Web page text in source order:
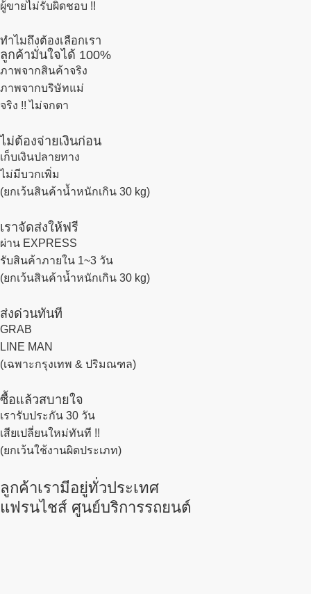
ผู้ขายไม่รับผิดชอบ !!
ทำไมถึงต้องเลือกเรา
ลูกค้ามั่นใจได้ 100%
ภาพจากสินค้าจริง
ภาพจากบริษัทแม่
จริง !! ไม่จกตา
ไม่ต้องจ่ายเงินก่อน
เก็บเงินปลายทาง
ไม่มีบวกเพิ่ม
(ยกเว้นสินค้าน้ำหนักเกิน 30 kg)
เราจัดส่งให้ฟรี
ผ่าน EXPRESS
รับสินค้าภายใน 1~3 วัน
(ยกเว้นสินค้าน้ำหนักเกิน 30 kg)
ส่งด่วนทันที
GRAB
LINE MAN
(เฉพาะกรุงเทพ & ปริมณฑล)
ซื้อแล้วสบายใจ
เรารับประกัน 30 วัน
เสียเปลี่ยนใหม่ทันที !!
(ยกเว้นใช้งานผิดประเภท)
ลูกค้าเรามีอยู่ทั่วประเทศ
แฟรนไชส์ ศูนย์บริการรถยนต์